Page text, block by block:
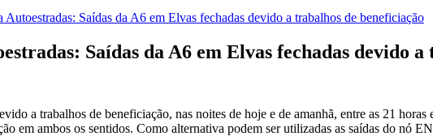
Saídas da A6 em Elvas fechadas devido a trabalhos de beneficiação
Saídas da A6 em Elvas fechadas devido a
a trabalhos de beneficiação, nas noites de hoje e de amanhã, entre as 21
em ambos os sentidos. Como alternativa podem ser utilizadas as saídas do nó